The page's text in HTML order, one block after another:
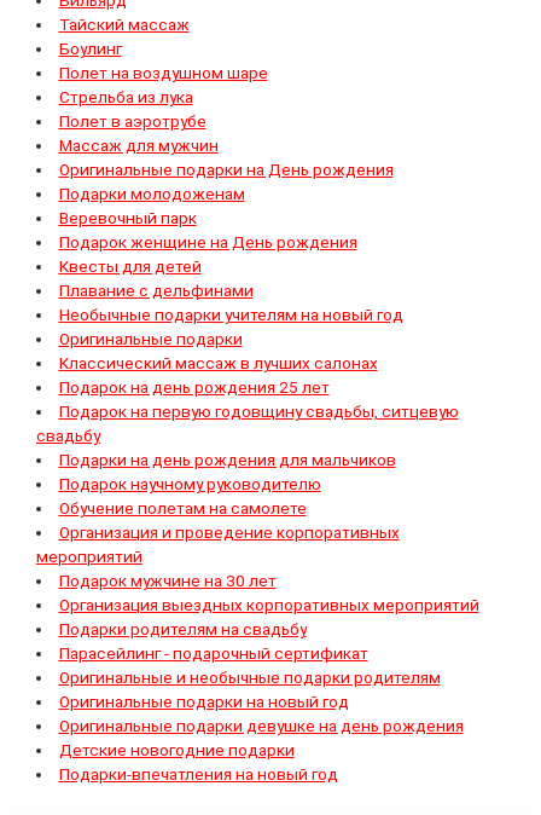
Тайский массаж
Боулинг
Полет на воздушном шаре
Стрельба из лука
Полет в аэротрубе
Массаж для мужчин
Оригинальные подарки на День рождения
Подарки молодоженам
Веревочный парк
Подарок женщине на День рождения
Квесты для детей
Плавание с дельфинами
Необычные подарки учителям на новый год
Оригинальные подарки
Классический массаж в лучших салонах
Подарок на день рождения 25 лет
Подарок на первую годовщину свадьбы, ситцевую
свадьбу
Подарки на день рождения для мальчиков
Подарок научному руководителю
Обучение полетам на самолете
Организация и проведение корпоративных
мероприятий
Подарок мужчине на 30 лет
Организация выездных корпоративных мероприятий
Подарки родителям на свадьбу
Парасейлинг - подарочный сертификат
Оригинальные и необычные подарки родителям
Оригинальные подарки на новый год
Оригинальные подарки девушке на день рождения
Детские новогодние подарки
Подарки-впечатления на новый год